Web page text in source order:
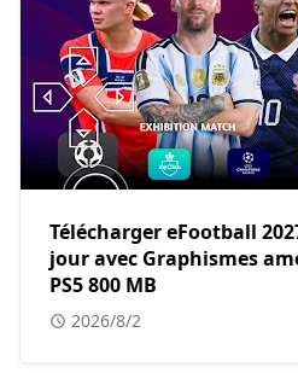
Télécharger eFootball
jour avec Graphismes
PS5 800 MB
2026/8/2